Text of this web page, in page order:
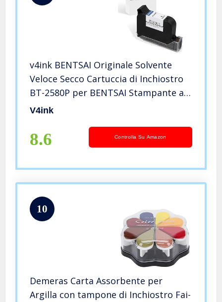
v4ink BENTSAI Originale Solvente
Veloce Secco Cartuccia di Inchiostro
BT-2580P per BENTSAI Stampante a
Getto D’inchiostro Portatile BT-
V4ink
8.6 Controlla Su Amazon
10
Demeras Carta Assorbente per
Argilla con tampone di Inchiostro Fai-